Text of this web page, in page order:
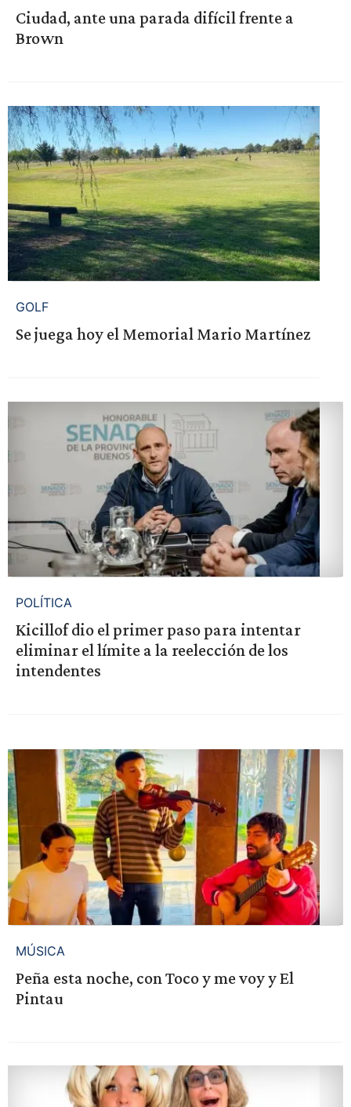
Ciudad, ante una parada difícil frente a
Brown
GOLF
Se juega hoy el Memorial Mario Martínez
POLÍTICA
Kicillof dio el primer paso para intentar
eliminar el límite a la reelección de los
intendentes
MÚSICA
Peña esta noche, con Toco y me voy y El
Pintau